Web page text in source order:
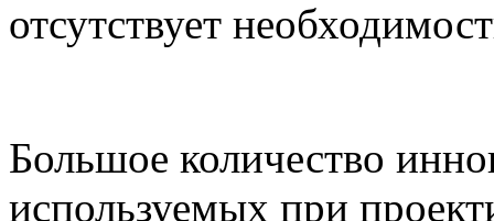
отсутствует
Большое количество
используемых при